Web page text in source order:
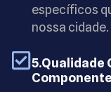
específicos
nossa cidade.
5.Qualidade
Componente